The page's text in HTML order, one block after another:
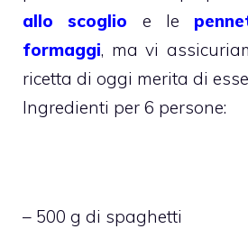
allo scoglio e le
formaggi, ma vi
ricetta di oggi merita di
Ingredienti per 6 persone:
– 500 g di spaghetti